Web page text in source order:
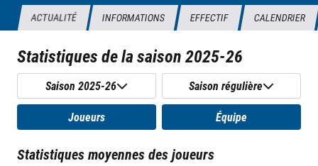
ACTUALITÉ INFORMATIONS EFFECTIF CALENDRIER
Statistiques de la saison2025-26
Saison 2025-26 Saison régulière
Joueurs Équipe
Statistiques moyennes des joueurs